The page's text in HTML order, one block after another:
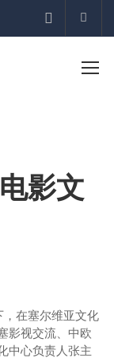
影文
，在塞尔维亚文化
影视交流、中欧
中心负责人张主